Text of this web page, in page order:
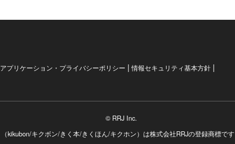
アプリケーション・プライバシーポリシー |情報セキュリティ基本方針 |
© RRJ Inc.
（kikubon/キクボン/きく本/きくほん/キクホン）は株式会社RRJの登録商標で